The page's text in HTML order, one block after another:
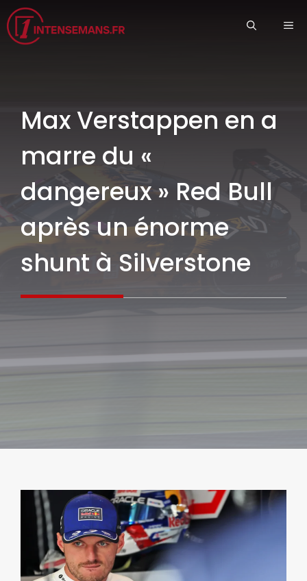
Aller
au
contenu
Max Verstappen en a
marre du «
dangereux » Red Bull
après un énorme
shunt à Silverstone